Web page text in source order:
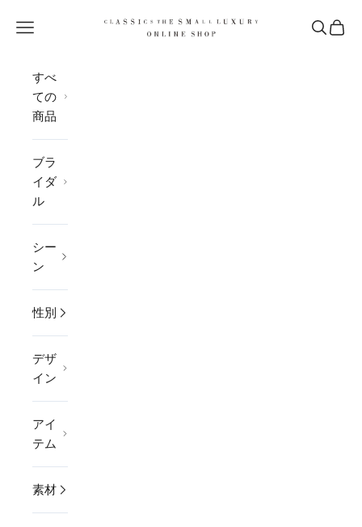
CLASSICS the Small Luxury
メニューを開く 検索を開
カー
すべ
ての
商品
ブラ
イダ
ル
シー
ン
性別
デザ
イン
アイ
テム
素材